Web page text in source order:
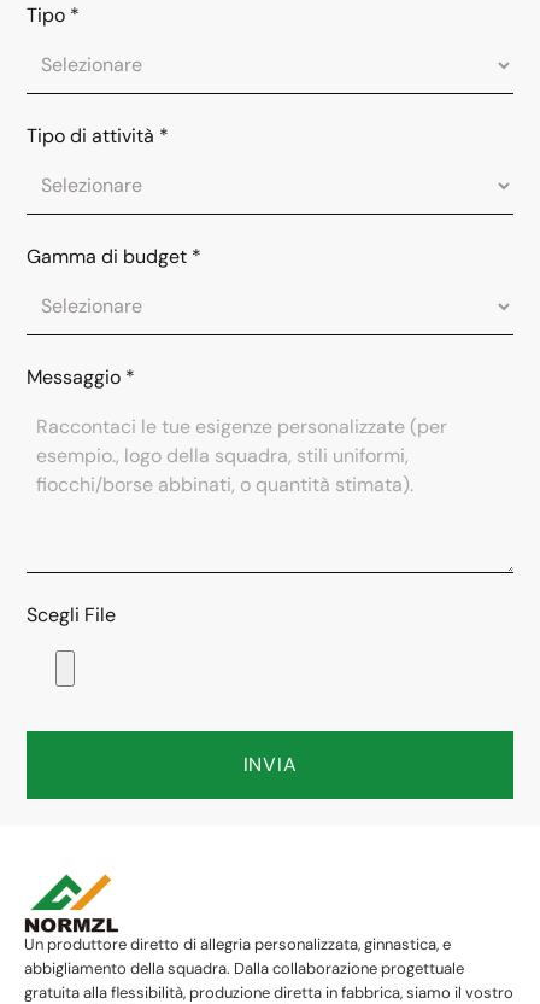
Tipo *
Tipo di attività *
Gamma di budget *
Messaggio *
Scegli File
INVIA
Un produttore diretto di allegria personalizzata, ginnastica, e
abbigliamento della squadra. Dalla collaborazione progettuale
gratuita alla flessibilità, produzione diretta in fabbrica, siamo il vostro